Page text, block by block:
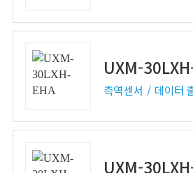
UXM-
측역센서 데이터
UXM-